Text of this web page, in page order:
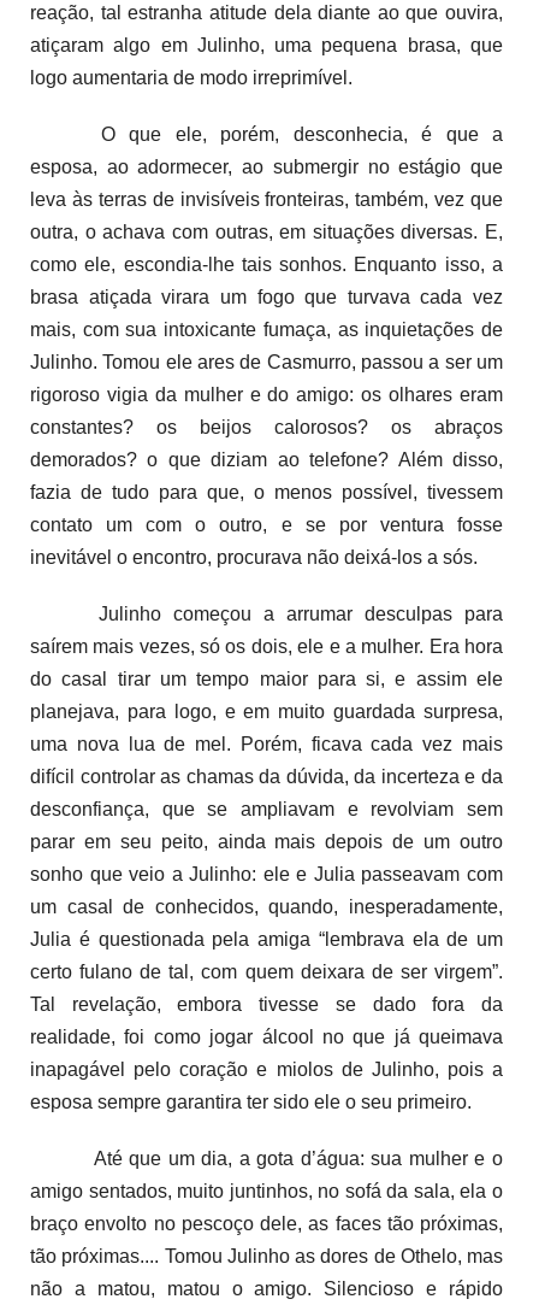
reação, tal estranha atitude dela diante ao que ouvira,
atiçaram algo em Julinho, uma pequena brasa, que
logo aumentaria de modo irreprimível.
O que ele, porém, desconhecia, é que a
esposa, ao adormecer, ao submergir no estágio que
leva às terras de invisíveis fronteiras, também, vez que
outra, o achava com outras, em situações diversas. E,
como ele, escondia-lhe tais sonhos. Enquanto isso, a
brasa atiçada virara um fogo que turvava cada vez
mais, com sua intoxicante fumaça, as inquietações de
Julinho. Tomou ele ares de Casmurro, passou a ser um
rigoroso vigia da mulher e do amigo: os olhares eram
constantes? os beijos calorosos? os abraços
demorados? o que diziam ao telefone? Além disso,
fazia de tudo para que, o menos possível, tivessem
contato um com o outro, e se por ventura fosse
inevitável o encontro, procurava não deixá-los a sós.
Julinho começou a arrumar desculpas para
saírem mais vezes, só os dois, ele e a mulher. Era hora
do casal tirar um tempo maior para si, e assim ele
planejava, para logo, e em muito guardada surpresa,
uma nova lua de mel. Porém, ficava cada vez mais
difícil controlar as chamas da dúvida, da incerteza e da
desconfiança, que se ampliavam e revolviam sem
parar em seu peito, ainda mais depois de um outro
sonho que veio a Julinho: ele e Julia passeavam com
um casal de conhecidos, quando, inesperadamente,
Julia é questionada pela amiga “lembrava ela de um
certo fulano de tal, com quem deixara de ser virgem”.
Tal revelação, embora tivesse se dado fora da
realidade, foi como jogar álcool no que já queimava
inapagável pelo coração e miolos de Julinho, pois a
esposa sempre garantira ter sido ele o seu primeiro.
Até que um dia, a gota d’água: sua mulher e o
amigo sentados, muito juntinhos, no sofá da sala, ela o
braço envolto no pescoço dele, as faces tão próximas,
tão próximas.... Tomou Julinho as dores de Othelo, mas
não a matou, matou o amigo. Silencioso e rápido